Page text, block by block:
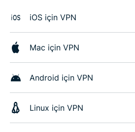
iOS için VPN
Mac için VPN
Android için VPN
Linux için VPN